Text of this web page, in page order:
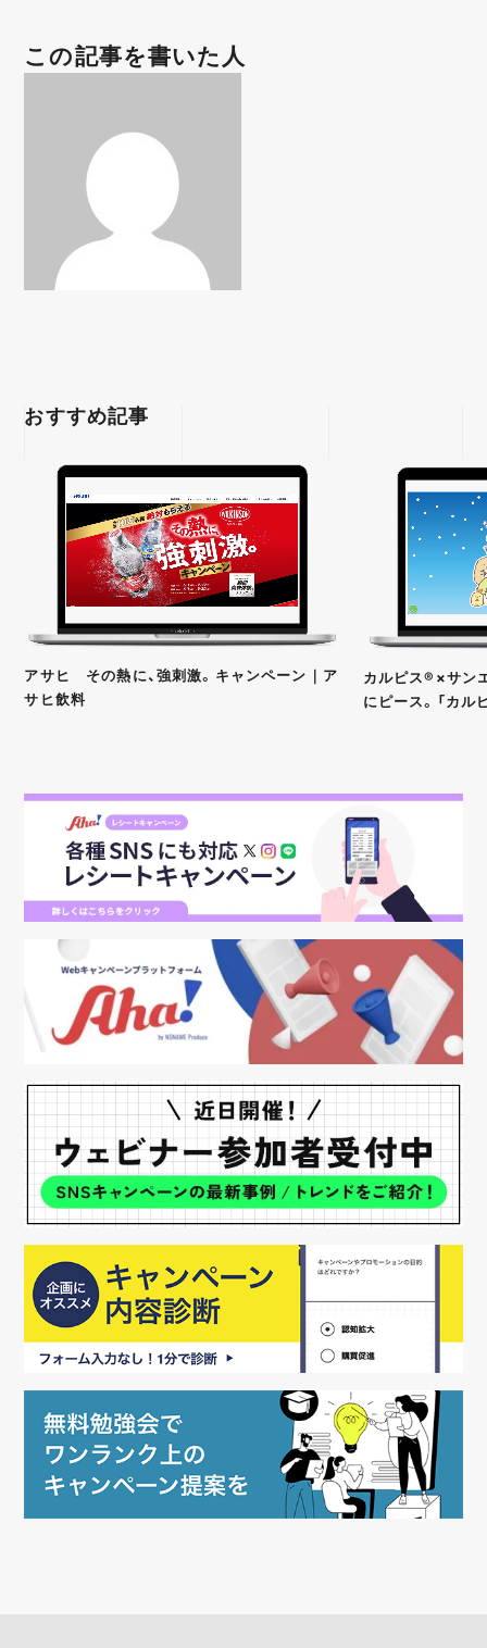
この記事を書いた人
おすすめ記事
アサヒ その熱に、強刺激。キャンペーン｜ア
サヒ飲料
カルピス®×サン
にピース。「カル